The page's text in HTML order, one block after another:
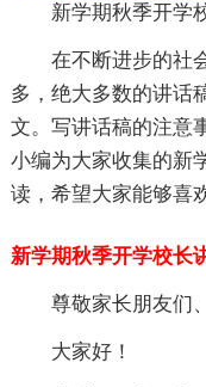
新学期秋季开学
在不断进步的社
多，绝大多数的讲话
文。写讲话稿的注意
小编为大家收集的新
读，希望大家能够喜
新学期秋季开学校长
尊敬家长朋友们
大家好！